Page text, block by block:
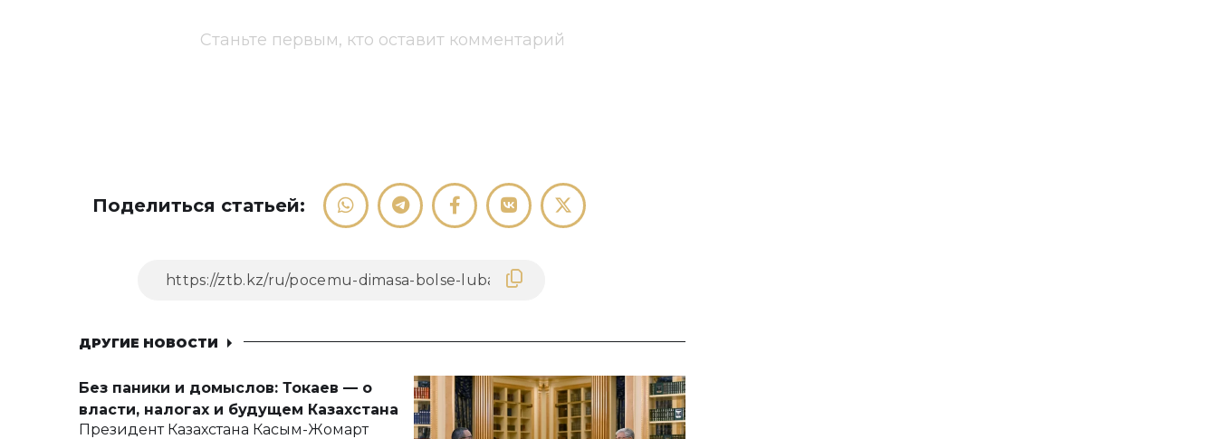
Станьте первым, кто оставит комментарий
Поделиться статьей:
ДРУГИЕ НОВОСТИ
Без паники и домыслов: Токаев — о
власти, налогах и будущем Казахстана
Президент Казахстана Касым-Жомарт